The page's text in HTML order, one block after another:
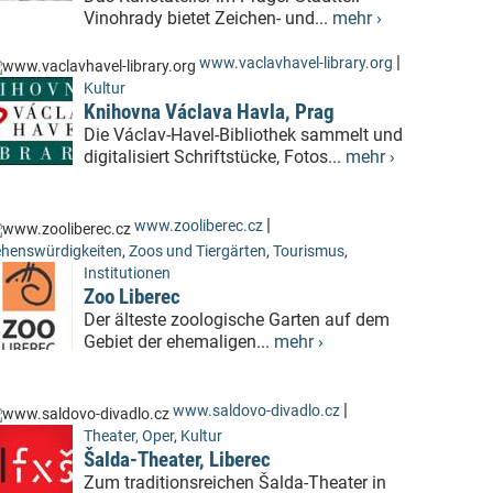
Vinohrady bietet Zeichen- und... mehr ›
www.vaclavhavel-library.org |
Kultur
Knihovna Václava Havla, Prag
Die Václav-Havel-Bibliothek sammelt und
digitalisiert Schriftstücke, Fotos... mehr ›
www.zooliberec.cz |
, Zoos und Tiergärten, Tourismus,
Institutionen
Zoo Liberec
Der älteste zoologische Garten auf dem
Gebiet der ehemaligen... mehr ›
www.saldovo-divadlo.cz |
Theater, Oper, Kultur
Šalda-Theater, Liberec
Zum traditionsreichen Šalda-Theater in